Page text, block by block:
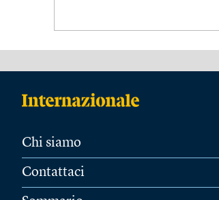
Chi siamo
Contattaci